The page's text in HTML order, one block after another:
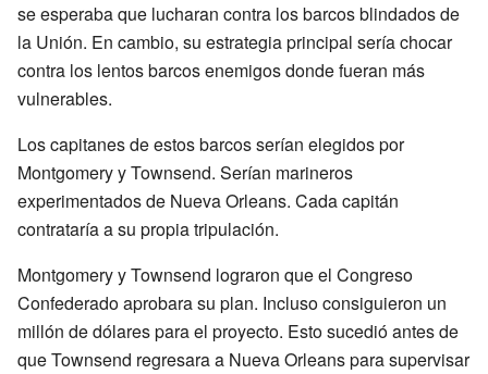
se esperaba que lucharan contra los barcos blindados de
la Unión. En cambio, su estrategia principal sería chocar
contra los lentos barcos enemigos donde fueran más
vulnerables.
Los capitanes de estos barcos serían elegidos por
Montgomery y Townsend. Serían marineros
experimentados de Nueva Orleans. Cada capitán
contrataría a su propia tripulación.
Montgomery y Townsend lograron que el Congreso
Confederado aprobara su plan. Incluso consiguieron un
millón de dólares para el proyecto. Esto sucedió antes de
que Townsend regresara a Nueva Orleans para supervisar